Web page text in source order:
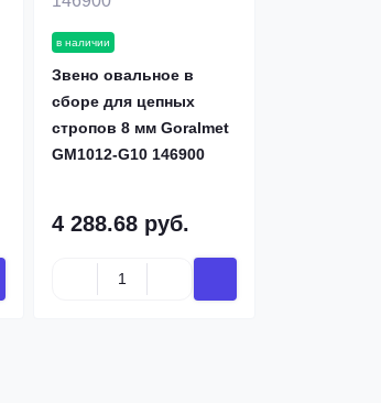
в наличии
Звено овальное в
сборе для цепных
стропов 8 мм Goralmet
GM1012-G10 146900
4 288.68 руб.